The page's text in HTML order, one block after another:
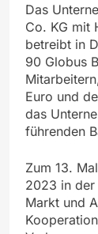
Das
Co. KG mit
betreibt in
90 Globus
Euro und
das
führenden
Zum 13.
2023 in der
Markt und